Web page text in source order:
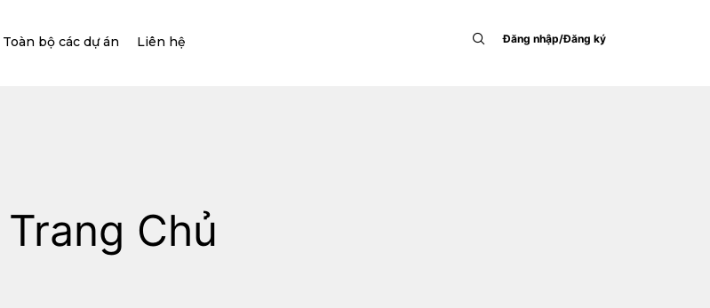
Toàn bộ các dự án Liên hệ Đăng nhập/Đăng ký
Trang Chủ